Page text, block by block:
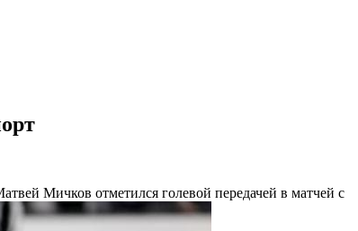
Мичков отметился голевой передачей в матчей с